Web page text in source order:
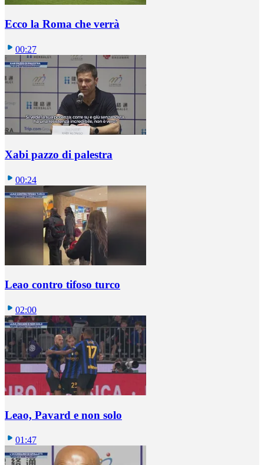
Ecco la Roma che verrà
00:27
Xabi pazzo di palestra
00:24
Leao contro tifoso turco
02:00
Leao, Pavard e non solo
01:47